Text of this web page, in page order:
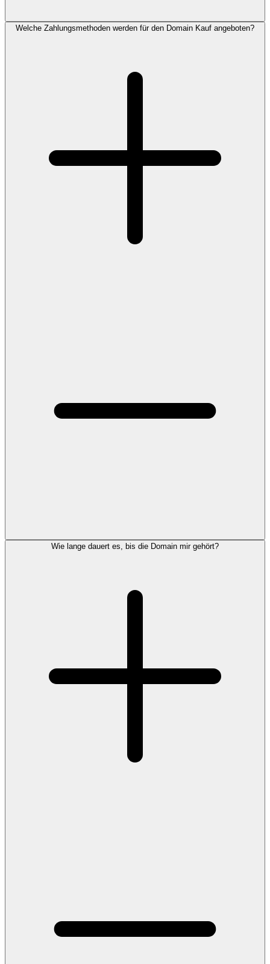
Welche Zahlungsmethoden werden für den Domain Kauf angeboten?
Wie lange dauert es, bis die Domain mir gehört?